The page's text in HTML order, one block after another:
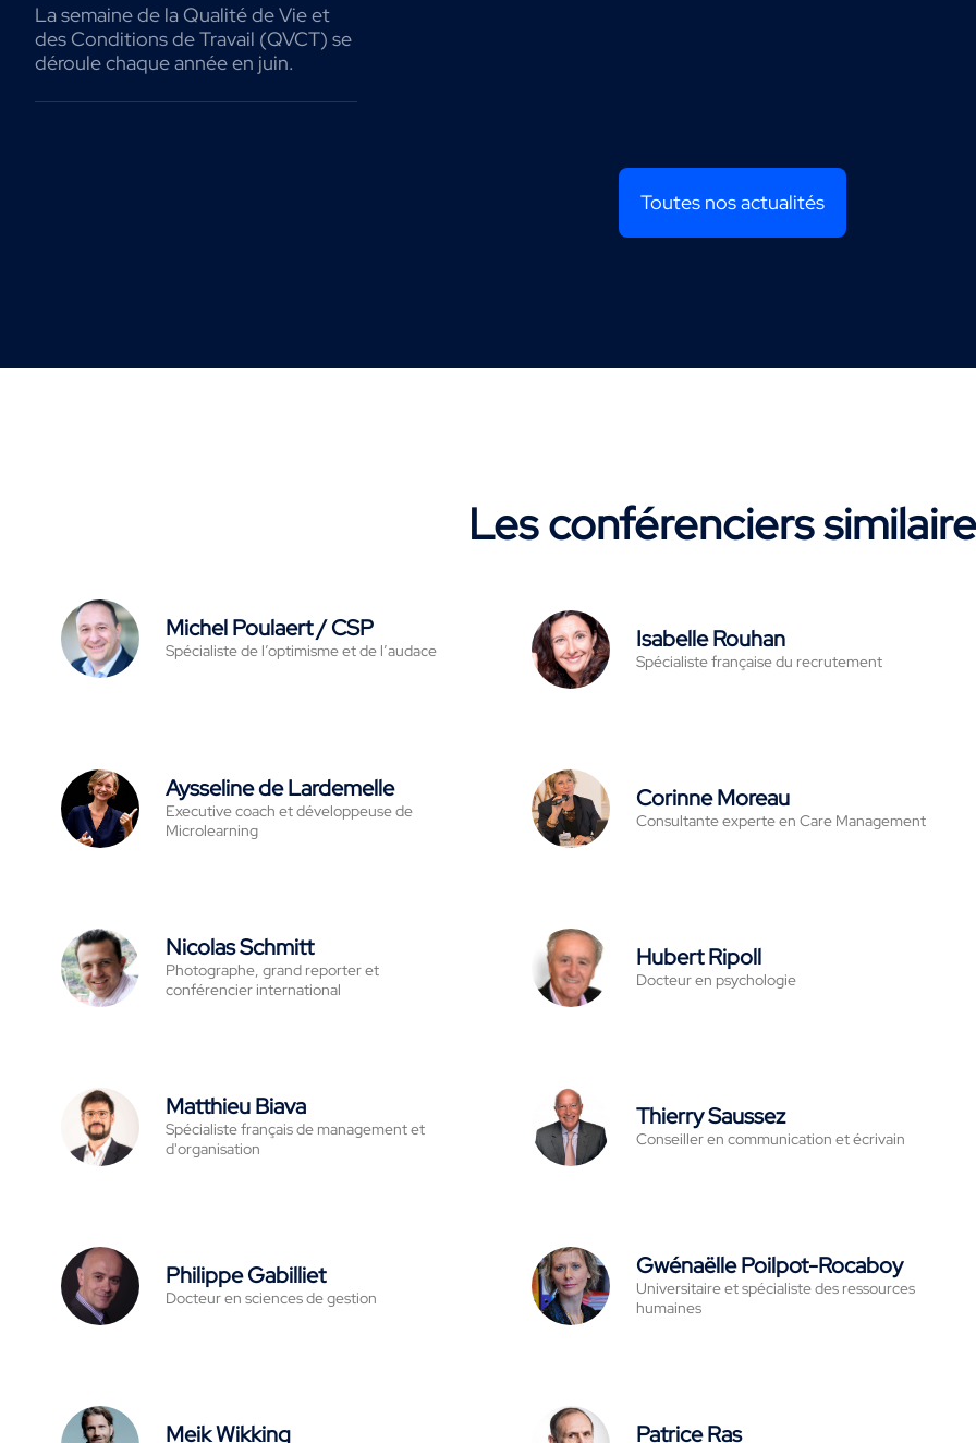
La semaine de la Qualité de Vie et
des Conditions de Travail (QVCT) se
déroule chaque année en juin.
Toutes nos actualités
Les conférenciers
Michel Poulaert / CSP
Spécialiste de l’optimisme et de l’audace Isabelle Rouhan
Spécialiste française du recrutement
Aysseline de Lardemelle
Executive coach et développeuse de
Microlearning
Corinne Moreau
Consultante experte en Care Management
Nicolas Schmitt
Photographe, grand reporter et
conférencier international
Hubert Ripoll
Docteur en psychologie
Matthieu Biava
Spécialiste français de management et
d'organisation
Thierry Saussez
Conseiller en communication et écrivain
Philippe Gabilliet
Docteur en sciences de gestion
Gwénaëlle Poilpot-Rocaboy
Universitaire et spécialiste des ressources
humaines
Meik Wikking Patrice Ras